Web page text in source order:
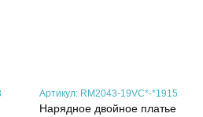
Артикул: RM2043-19VC*-*1915
Нарядное двойное платье